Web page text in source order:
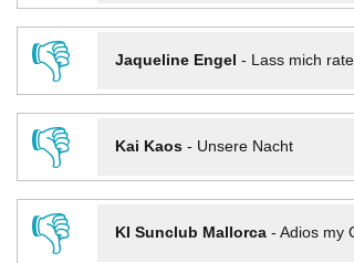
👎
Jaqueline Engel - Lass mich
👎
Kai Kaos- Unsere Nacht
👎
KI Sunclub Mallorca- Adios my